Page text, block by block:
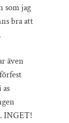
som jag
bra att
även
INGET!